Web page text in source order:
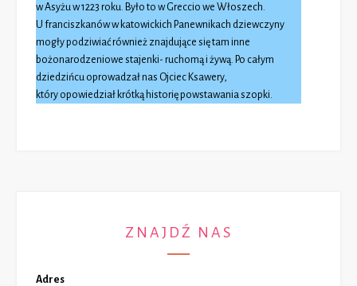
w Asyżu w 1223 roku. Było to w Greccio we Włoszech.
U franciszkanów w katowickich Panewnikach dziewczyny
mogły podziwiać również znajdujące się tam inne
bożonarodzeniowe stajenki- ruchomą i żywą. Po całym
dziedzińcu oprowadzał nas Ojciec Ksawery,
który opowiedział krótką historię powstawania szopki.
ZNAJDŹ NAS
Adres